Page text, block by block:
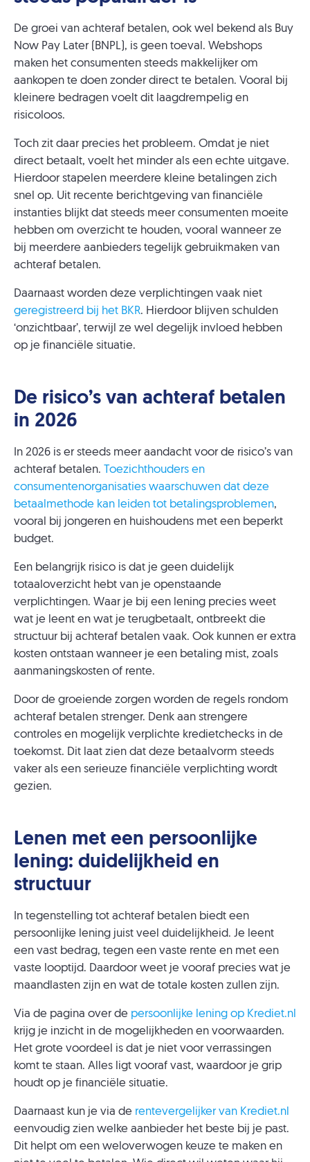
De groei van achteraf betalen, ook wel bekend als Buy
Now Pay Later (BNPL), is geen toeval. Webshops
maken het consumenten steeds makkelijker om
aankopen te doen zonder direct te betalen. Vooral bij
kleinere bedragen voelt dit laagdrempelig en
risicoloos.
Toch zit daar precies het probleem. Omdat je niet
direct betaalt, voelt het minder als een echte uitgave.
Hierdoor stapelen meerdere kleine betalingen zich
snel op. Uit recente berichtgeving van financiële
instanties blijkt dat steeds meer consumenten moeite
hebben om overzicht te houden, vooral wanneer ze
bij meerdere aanbieders tegelijk gebruikmaken van
achteraf betalen.
Daarnaast worden deze verplichtingen vaak niet
geregistreerd bij het BKR. Hierdoor blijven schulden
‘onzichtbaar’, terwijl ze wel degelijk invloed hebben
op je financiële situatie.
De risico’s van achteraf betalen
in 2026
In 2026 is er steeds meer aandacht voor de risico’s van
achteraf betalen. Toezichthouders en
consumentenorganisaties waarschuwen dat deze
betaalmethode kan leiden tot betalingsproblemen,
vooral bij jongeren en huishoudens met een beperkt
budget.
Een belangrijk risico is dat je geen duidelijk
totaaloverzicht hebt van je openstaande
verplichtingen. Waar je bij een lening precies weet
wat je leent en wat je terugbetaalt, ontbreekt die
structuur bij achteraf betalen vaak. Ook kunnen er extra
kosten ontstaan wanneer je een betaling mist, zoals
aanmaningskosten of rente.
Door de groeiende zorgen worden de regels rondom
achteraf betalen strenger. Denk aan strengere
controles en mogelijk verplichte kredietchecks in de
toekomst. Dit laat zien dat deze betaalvorm steeds
vaker als een serieuze financiële verplichting wordt
gezien.
Lenen met een persoonlijke
lening: duidelijkheid en
structuur
In tegenstelling tot achteraf betalen biedt een
persoonlijke lening juist veel duidelijkheid. Je leent
een vast bedrag, tegen een vaste rente en met een
vaste looptijd. Daardoor weet je vooraf precies wat je
maandlasten zijn en wat de totale kosten zullen zijn.
Via de pagina over de persoonlijke lening op Krediet.nl
krijg je inzicht in de mogelijkheden en voorwaarden.
Het grote voordeel is dat je niet voor verrassingen
komt te staan. Alles ligt vooraf vast, waardoor je grip
houdt op je financiële situatie.
Daarnaast kun je via de rentevergelijker van Krediet.nl
eenvoudig zien welke aanbieder het beste bij je past.
Dit helpt om een weloverwogen keuze te maken en